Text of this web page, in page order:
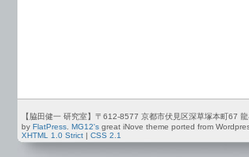
【脇田健一 研究室】〒612-8577 京都市伏見区深草塚本町67
by FlatPress. MG12's great iNove theme ported from
XHTML 1.0 Strict
CSS 2.1